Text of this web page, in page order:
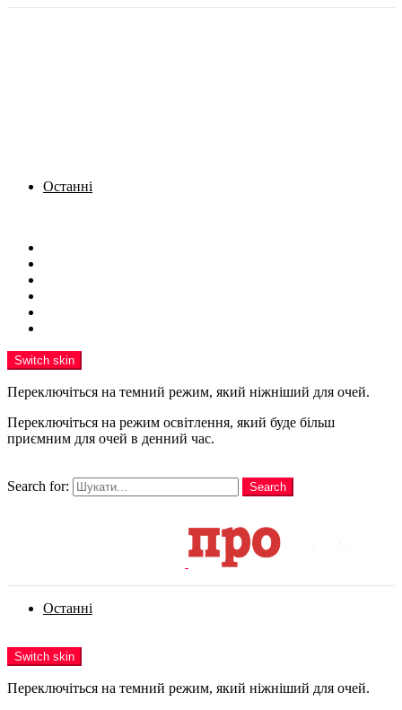
Останні
Switch skin
Переключіться на темний режим, який ніжніший для очей.
Переключіться на режим освітлення, який буде більш
приємним для очей в денний час.
Search for:
Search
Останні
Switch skin
Переключіться на темний режим, який ніжніший для очей.